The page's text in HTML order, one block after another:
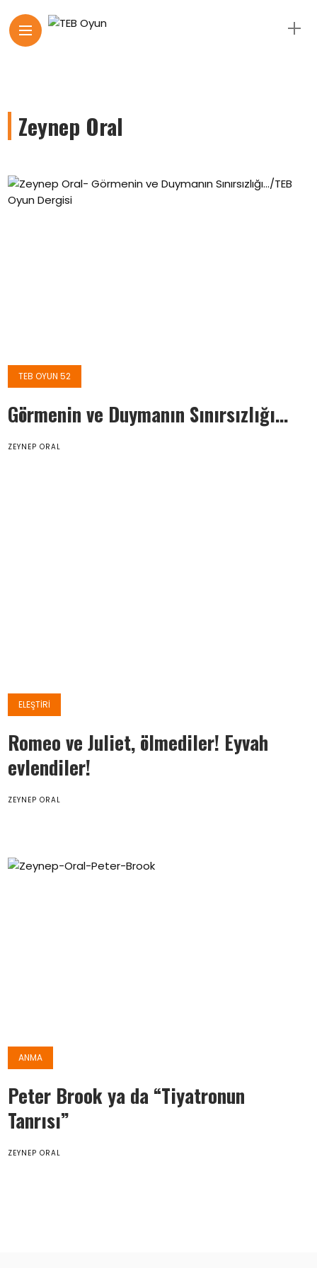
Zeynep Oral
TEB OYUN 52
Görmenin ve Duymanın Sınırsızlığı…
ZEYNEP ORAL
ELEŞTIRI
Romeo ve Juliet, ölmediler! Eyvah
evlendiler!
ZEYNEP ORAL
ANMA
Peter Brook ya da “Tiyatronun
Tanrısı”
ZEYNEP ORAL